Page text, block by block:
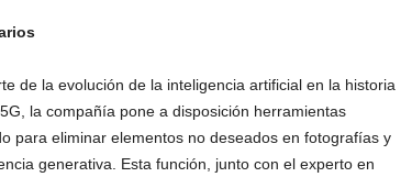
de la evolución de la inteligencia artificial en la historia
la compañía pone a disposición herramientas
para eliminar elementos no deseados en fotografías y
generativa. Esta función, junto con el experto en